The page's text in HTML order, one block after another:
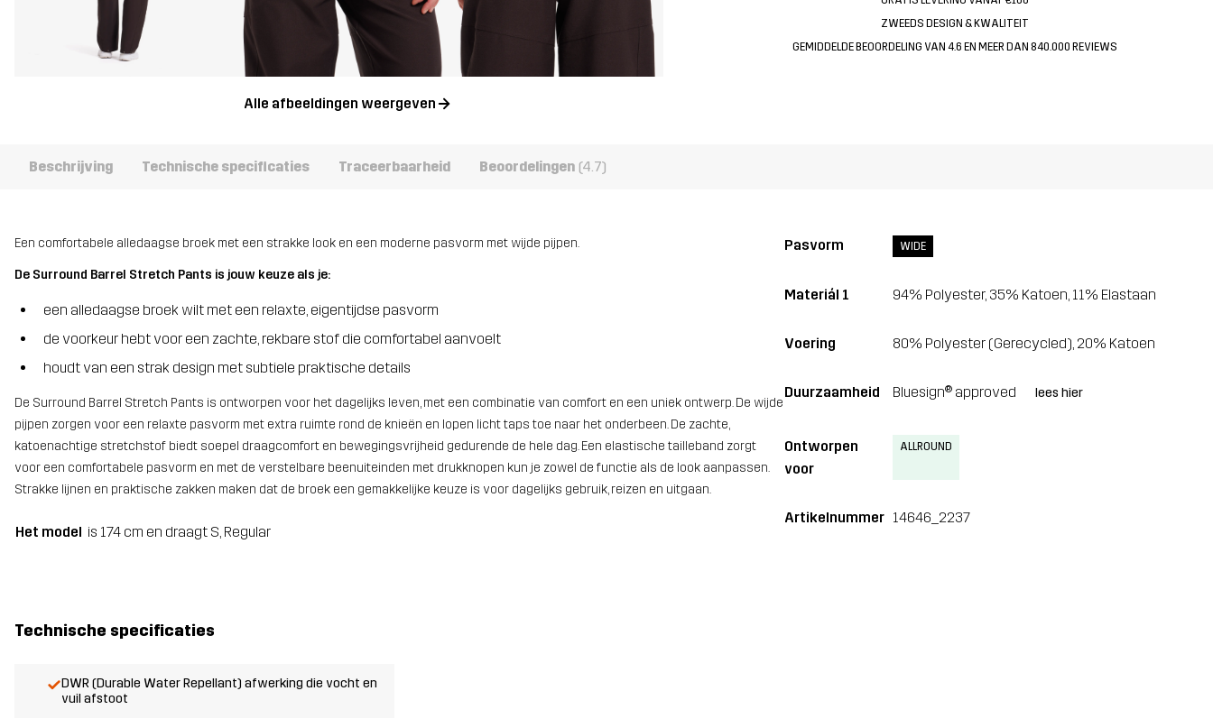
Alle afbeeldingen weergeven
ZWEEDS DESIGN & KWALITEIT
GEMIDDELDE BEOORDELING VAN 4.6 EN MEER DAN 840.000 REVIEWS
Beschrijving Technische specificaties Traceerbaarheid Beoordelingen (4.7)
Een comfortabele alledaagse broek met een strakke look en een moderne pasvorm met wijde pijpen.
De Surround Barrel Stretch Pants is jouw keuze als je:
een alledaagse broek wilt met een relaxte, eigentijdse pasvorm
de voorkeur hebt voor een zachte, rekbare stof die comfortabel aanvoelt
houdt van een strak design met subtiele praktische details
De Surround Barrel Stretch Pants is ontworpen voor het dagelijks leven, met een combinatie van comfort en een uniek ontwerp. De wijde
pijpen zorgen voor een relaxte pasvorm met extra ruimte rond de knieën en lopen licht taps toe naar het onderbeen. De zachte,
katoenachtige stretchstof biedt soepel draagcomfort en bewegingsvrijheid gedurende de hele dag. Een elastische tailleband zorgt
voor een comfortabele pasvorm en met de verstelbare beenuiteinden met drukknopen kun je zowel de functie als de look aanpassen.
Strakke lijnen en praktische zakken maken dat de broek een gemakkelijke keuze is voor dagelijks gebruik, reizen en uitgaan.
Het model is 174 cm en draagt S, Regular
Pasvorm WIDE
Materiál 1 94% Polyester, 35% Katoen, 11% Elastaan
Voering 80% Polyester (Gerecycled), 20% Katoen
Duurzaamheid Bluesign® approved lees hier
Ontworpen
voor
ALLROUND
Artikelnummer 14646_2237
Technische specificaties
DWR (Durable Water Repellant) afwerking die vocht en
vuil afstoot